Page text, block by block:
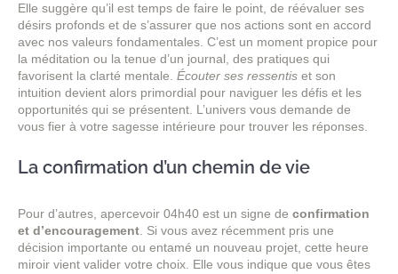
Elle suggère qu’il est temps de faire le point, de réévaluer ses
désirs profonds et de s’assurer que nos actions sont en accord
avec nos valeurs fondamentales. C’est un moment propice pour
la méditation ou la tenue d’un journal, des pratiques qui
favorisent la clarté mentale. Écouter ses ressentis et son
intuition devient alors primordial pour naviguer les défis et les
opportunités qui se présentent. L’univers vous demande de
vous fier à votre sagesse intérieure pour trouver les réponses.
La confirmation d’un chemin de vie
Pour d’autres, apercevoir 04h40 est un signe de confirmation
et d’encouragement . Si vous avez récemment pris une
décision importante ou entamé un nouveau projet, cette heure
miroir vient valider votre choix. Elle vous indique que vous êtes